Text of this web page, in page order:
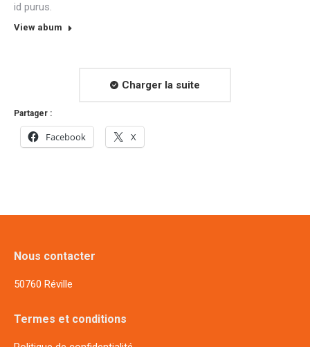
id purus.
View abum
Charger la suite
Partager :
Facebook X
Nous contacter
50760 Réville
Termes et conditions